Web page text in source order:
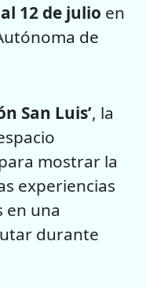
12 de julio en
de
San Luis’, la
mostrar la
experiencias
en una
durante